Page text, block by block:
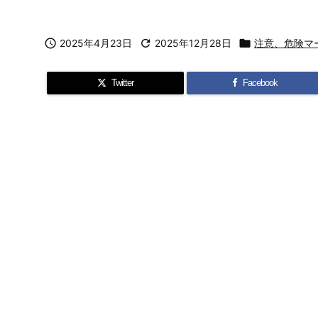
 2025年4月23日  2025年12月28日  注意、危険マ
Twitter Facebook